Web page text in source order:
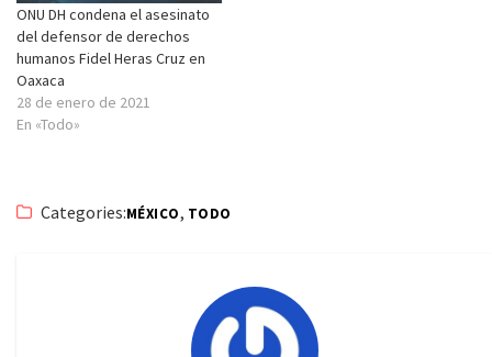
ONU DH condena el asesinato
del defensor de derechos
humanos Fidel Heras Cruz en
Oaxaca
28 de enero de 2021
En «Todo»
Categories:MÉXICO, TODO